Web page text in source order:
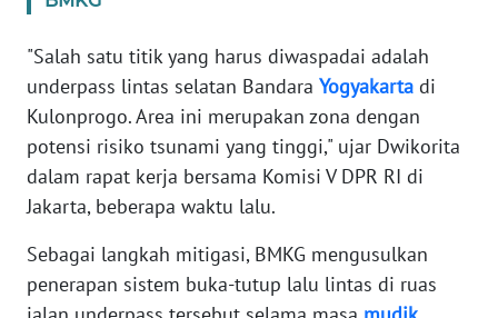
"Salah satu titik yang harus diwaspadai adalah
underpass lintas selatan Bandara Yogyakarta di
Kulonprogo. Area ini merupakan zona dengan
potensi risiko tsunami yang tinggi," ujar Dwikorita
dalam rapat kerja bersama Komisi V DPR RI di
Jakarta, beberapa waktu lalu.
Sebagai langkah mitigasi, BMKG mengusulkan
penerapan sistem buka-tutup lalu lintas di ruas
DISCLAIMER
Wahana
Regional